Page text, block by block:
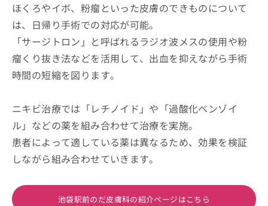
ほくろやイボ、粉瘤といった皮膚のできものについて
は、日帰り手術での対応が可能。
「サージトロン」と呼ばれるラジオ波メスの使用や粉
瘤くり抜き法などを活用して、出血を抑えながら手術
時間の短縮を図ります。
ニキビ治療では「レチノイド」や「過酸化ベンゾイ
ル」などの薬を組み合わせて治療を実施。
患者によって適している薬は異なるため、効果を検証
しながら組み合わせていきます。
池袋駅前のだ皮膚科の紹介ページはこちら